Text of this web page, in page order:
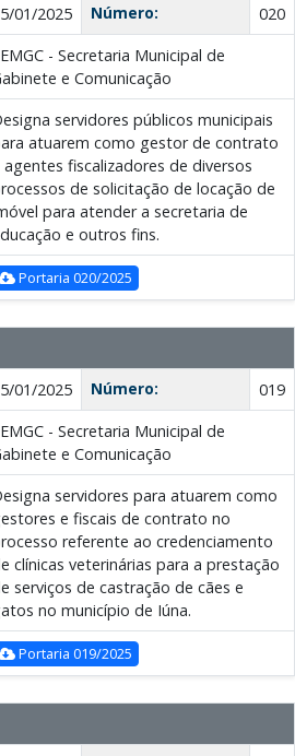
01/2025 Número:
020
- Secretaria Municipal de
e Comunicação
servidores públicos municipais
atuarem como gestor de contrato
agentes fiscalizadores de diversos
de solicitação de locação de
para atender a secretaria de
e outros fins.
Portaria 020/2025
01/2025 Número:
019
- Secretaria Municipal de
e Comunicação
servidores para atuarem como
e fiscais de contrato no
referente ao credenciamento
clínicas veterinárias para a prestação
serviços de castração de cães e
no município de Iúna.
Portaria 019/2025